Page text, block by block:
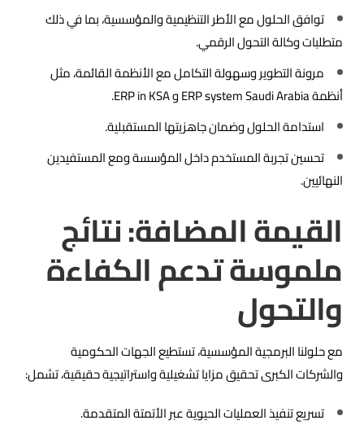
توافق الحلول مع الأطر التنظيمية والمؤسسية، بما في ذلك
متطلبات وكالة التحول الرقمي.
مرونة التطوير وسهولة التكامل مع الأنظمة القائمة، مثل
أنظمة ERP system Saudi Arabia و ERP in KSA.
استدامة الحلول وضمان جاهزيتها المستقبلية.
تحسين تجربة المستخدم داخل المؤسسة ومع المستفيدين
النهائيين.
القيمة المضافة: نتائج
ملموسة تدعم الكفاءة
والتحول
مع حلولنا البرمجية المؤسسية، تستطيع الجهات الحكومية
والشركات الكبرى تحقيق مزايا تشغيلية واستراتيجية حقيقية، تشمل:
تسريع تنفيذ العمليات الحيوية عبر الأتمتة المتقدمة.